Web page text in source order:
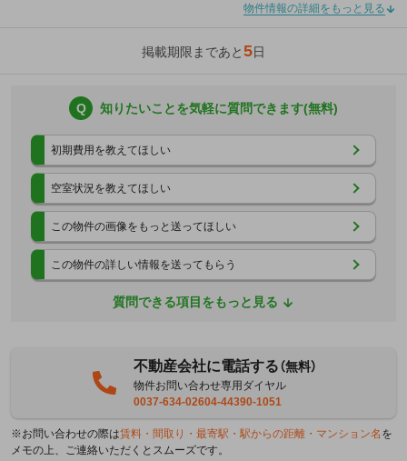
物件情報の詳細をもっと見る
掲載期限まであと5日
Q 知りたいことを気軽に質問できます(無料)
初期費用を教えてほしい
空室状況を教えてほしい
この物件の画像をもっと送ってほしい
この物件の詳しい情報を送ってもらう
質問できる項目をもっと見る
不動産会社に電話する（無料）
物件お問い合わせ専用ダイヤル
0037-634-02604-44390-1051
※お問い合わせの際は賃料・間取り・最寄駅・駅からの距離・マンション名 を
メモの上、ご連絡いただくとスムーズです。